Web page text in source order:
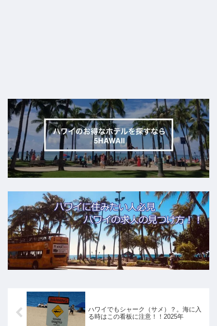
ハワイでもシャーク（サメ）？。海に入
る時はこの看板に注意！！2025年